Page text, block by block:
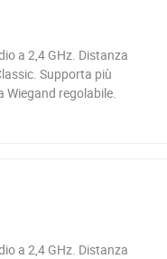
a 2,4 GHz. Distanza
Supporta più
Wiegand regolabile.
a 2,4 GHz. Distanza